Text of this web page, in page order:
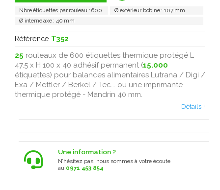
Nbre étiquettes par rouleau : 600
Ø extérieur bobine : 107 mm
Ø interne axe : 40 mm
Référence T352
25 rouleaux de 600 étiquettes thermique protégé L
47.5 x H 100 x 40 adhésif permanent (15.000
étiquettes) pour balances alimentaires Lutrana / Digi /
Exa / Mettler / Berkel / Tec... ou une imprimante
thermique protégé - Mandrin 40 mm.
Détails +
Une information ?
N’hésitez pas, nous sommes à votre écoute
au 0971 453 854